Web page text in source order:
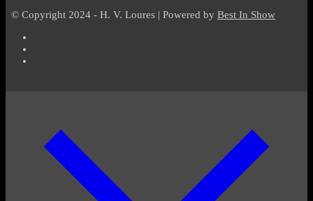
© Copyright 2024 - H. V. Loures | Powered by Best In Show